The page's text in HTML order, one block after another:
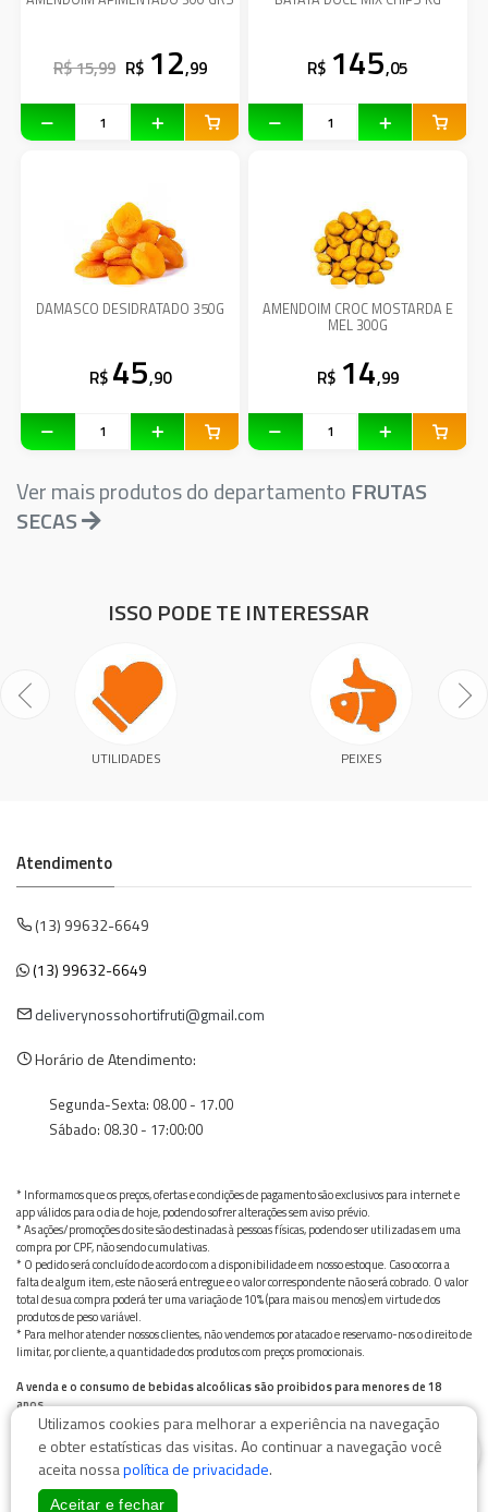
R$ 15,99 R$ 12,99 R$ 145,05
DAMASCO DESIDRATADO 350G
R$ 45,90
AMENDOIM CROC MOSTARDA E
MEL 300G
R$ 14,99
Ver mais produtos do departamento FRUTAS
SECAS
ISSO PODE TE INTERESSAR
UTILIDADES PEIXES
Atendimento
(13) 99632-6649
(13) 99632-6649
deliverynossohortifruti@gmail.com
Horário de Atendimento:
Segunda-Sexta: 08.00 - 17.00
Sábado: 08.30 - 17:00:00
* Informamos que os preços, ofertas e condições de pagamento são exclusivos para internet e
app válidos para o dia de hoje, podendo sofrer alterações sem aviso prévio.
* As ações/promoções do site são destinadas à pessoas físicas, podendo ser utilizadas em uma
compra por CPF, não sendo cumulativas.
* O pedido será concluído de acordo com a disponibilidade em nosso estoque. Caso ocorra a
falta de algum item, este não será entregue e o valor correspondente não será cobrado. O valor
total de sua compra poderá ter uma variação de 10% (para mais ou menos) em virtude dos
produtos de peso variável.
* Para melhor atender nossos clientes, não vendemos por atacado e reservamo-nos o direito de
limitar, por cliente, a quantidade dos produtos com preços promocionais.
A venda e o consumo de bebidas alcoólicas são proibidos para menores de 18
anos.
Bebida alcoólica pode causar dependência química e, em excesso, provoca graves males à saúde.
Beba com moderação
Utilizamos cookies para melhorar a experiência na navegação
e obter estatísticas das visitas. Ao continuar a navegação você
aceita nossapolítica de privacidade.
Aceitar e fechar